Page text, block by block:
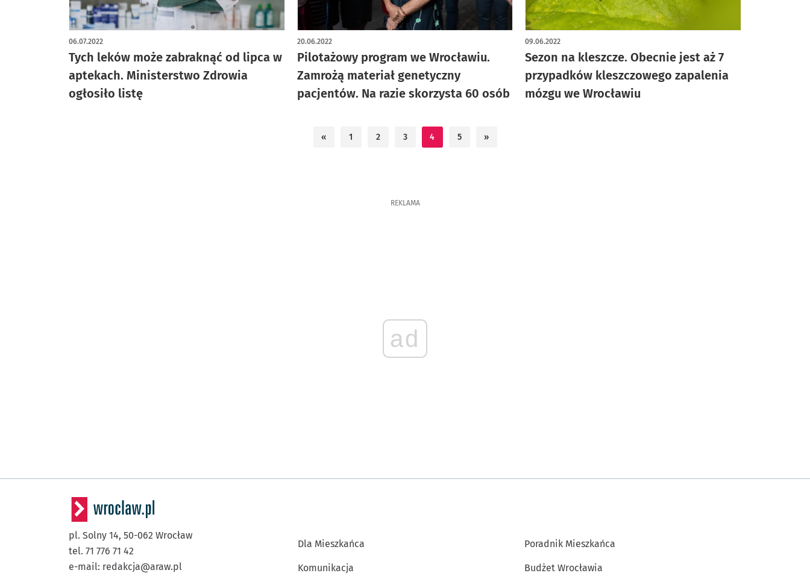
Tych leków może zabraknąć od lipca w
aptekach. Ministerstwo Zdrowia
ogłosiło listę
06.07.2022
Pilotażowy program we Wrocławiu.
Zamrożą materiał genetyczny
pacjentów. Na razie skorzysta 60 osób
20.06.2022
Sezon na kleszcze. Obecnie jest aż 7
przypadków kleszczowego zapalenia
mózgu we Wrocławiu
09.06.2022
« 1 2 3 4 5 »
REKLAMA
ad
pl. Solny 14, 50-062 Wrocław
tel. 71 776 71 42
e-mail: redakcja@araw.pl
Dla Mieszkańca
Komunikacja
Poradnik Mieszkańca
Budżet Wrocławia